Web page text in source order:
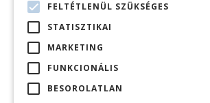
FELTÉTLENÜL SZÜKSÉGES
STATISZTIKAI
MARKETING
FUNKCIONÁLIS
BESOROLATLAN